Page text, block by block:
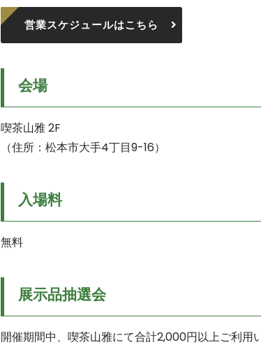
営業スケジュールはこちら
会場
喫茶山雅 2F
（住所：松本市大手4丁目9-16）
入場料
無料
展示品抽選会
開催期間中、喫茶山雅にて合計2,000円以上ご利